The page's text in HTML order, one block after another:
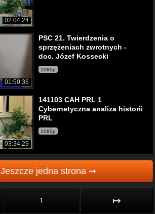
02:04:24
01:50:36
PSC 21. Twierdzenia o
sprzężeniach zwrotnych -
doc. Józef Kossecki
1080p
03:34:29
141103 CAH PRL 1
Cybernetyczna analiza historii
PRL
1080p
Jeszcze jedna strona ➞
1 ↦